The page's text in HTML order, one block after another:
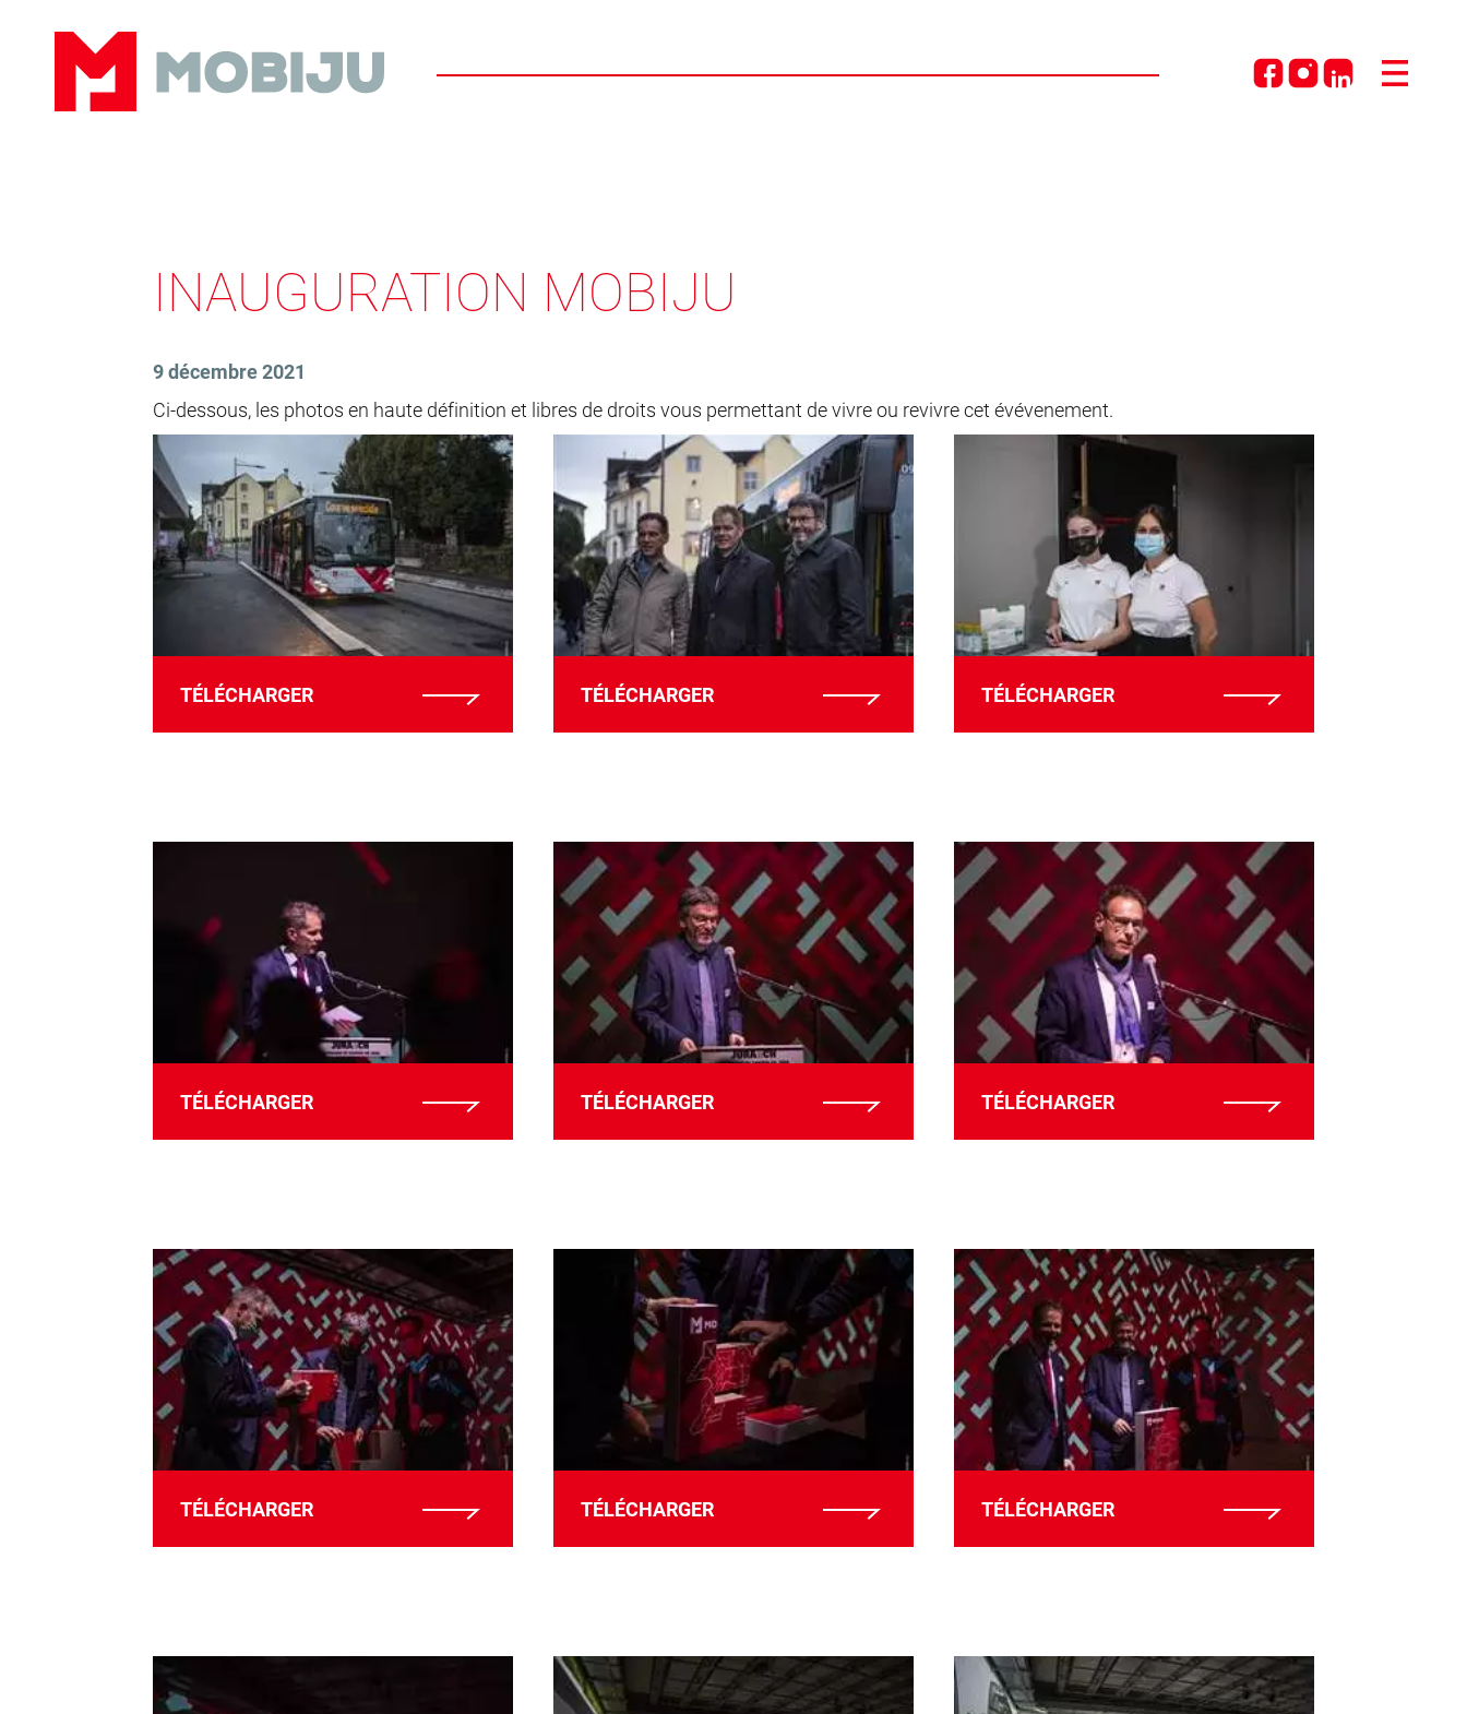
INAUGURATION MOBIJU
9 décembre 2021
Ci-dessous, les photos en haute définition et libres de droits vous permettant de vivre ou revivre cet évévenement.
TÉLÉCHARGER TÉLÉCHARGER TÉLÉCHARGER
TÉLÉCHARGER TÉLÉCHARGER TÉLÉCHARGER
TÉLÉCHARGER TÉLÉCHARGER TÉLÉCHARGER